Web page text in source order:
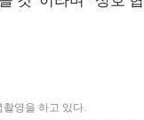
영을 하고 있다.